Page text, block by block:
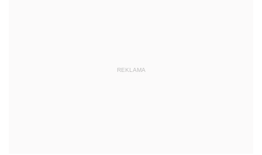
a także autopoprawkę do tego projektu. W